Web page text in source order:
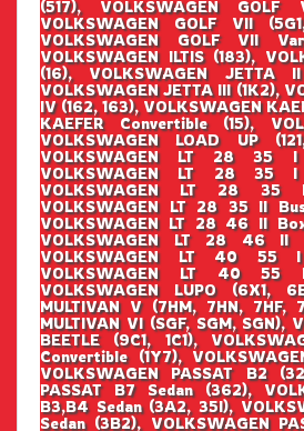
(517), VOLKSWAGEN
VOLKSWAGEN GOLF VII
VOLKSWAGEN GOLF VII
VOLKSWAGEN ILTIS (183),
(16), VOLKSWAGEN JETTA
VOLKSWAGEN JETTA III (1K2),
IV (162, 163), VOLKSWAGEN
KAEFER Convertible (15),
VOLKSWAGEN LOAD UP
VOLKSWAGEN LT 28 35
VOLKSWAGEN LT 28 35
VOLKSWAGEN LT 28 35 I
VOLKSWAGEN LT 28 35 II
VOLKSWAGEN LT 28 46 II
VOLKSWAGEN LT 28 46 II
VOLKSWAGEN LT 40 55
VOLKSWAGEN LT 40 55 I
VOLKSWAGEN LUPO (6X1,
MULTIVAN V (7HM, 7HN, 7HF,
MULTIVAN VI (SGF, SGM, SGN),
BEETLE (9C1, 1C1),
Convertible (1Y7),
VOLKSWAGEN PASSAT B2
PASSAT B7 Sedan (362),
B3,B4 Sedan (3A2, 35I),
Sedan (3B2), VOLKSWAGEN